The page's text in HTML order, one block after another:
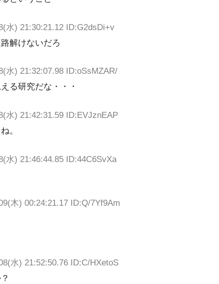
水) 21:30:21.12 ID:G2dsDi+v
解けないだろ
水) 21:32:07.98 ID:oSsMZAR/
る研究だな・・・
水) 21:42:31.59 ID:EVJznEAP
。
水) 21:46:44.85 ID:44C6SvXa
木) 00:24:21.17 ID:Q/7Yf9Am
水) 21:52:50.76 ID:C/HXetoS